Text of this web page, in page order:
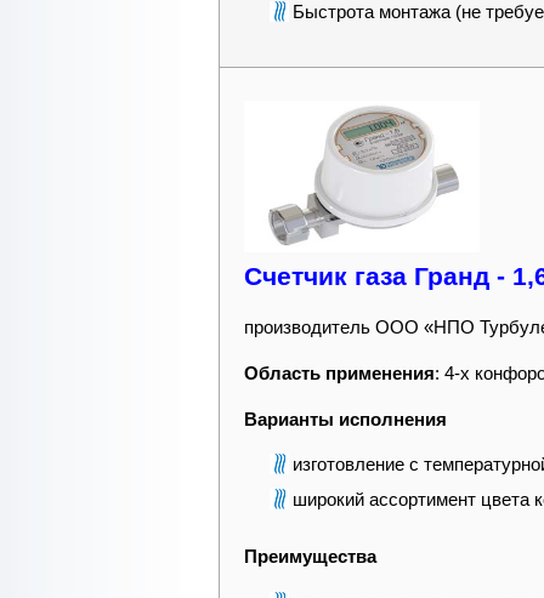
Быстрота монтажа (не
Счетчик газа Гранд -
производитель ООО «НПО
Область применения: 4-х
Варианты исполнения
изготовление с
широкий ассортимент цвета
Преимущества